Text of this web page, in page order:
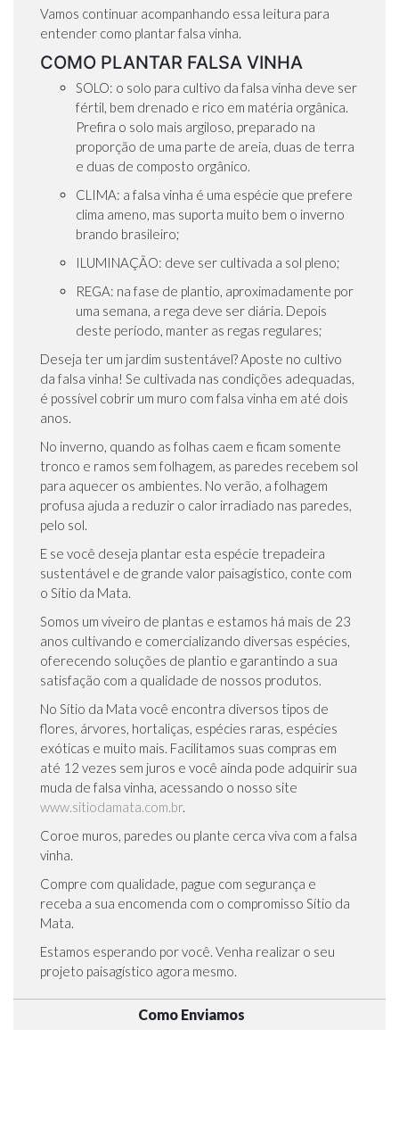
Vamos continuar acompanhando essa leitura para
entender como plantar falsa vinha.
COMO PLANTAR FALSA VINHA
SOLO: o solo para cultivo da falsa vinha deve ser
fértil, bem drenado e rico em matéria orgânica.
Prefira o solo mais argiloso, preparado na
proporção de uma parte de areia, duas de terra
e duas de composto orgânico.
CLIMA: a falsa vinha é uma espécie que prefere
clima ameno, mas suporta muito bem o inverno
brando brasileiro;
ILUMINAÇÃO: deve ser cultivada a sol pleno;
REGA: na fase de plantio, aproximadamente por
uma semana, a rega deve ser diária. Depois
deste período, manter as regas regulares;
Deseja ter um jardim sustentável? Aposte no cultivo
da falsa vinha! Se cultivada nas condições adequadas,
é possível cobrir um muro com falsa vinha em até dois
anos.
No inverno, quando as folhas caem e ficam somente
tronco e ramos sem folhagem, as paredes recebem sol
para aquecer os ambientes. No verão, a folhagem
profusa ajuda a reduzir o calor irradiado nas paredes,
pelo sol.
E se você deseja plantar esta espécie trepadeira
sustentável e de grande valor paisagístico, conte com
o Sítio da Mata.
Somos um viveiro de plantas e estamos há mais de 23
anos cultivando e comercializando diversas espécies,
oferecendo soluções de plantio e garantindo a sua
satisfação com a qualidade de nossos produtos.
No Sítio da Mata você encontra diversos tipos de
flores, árvores, hortaliças, espécies raras, espécies
exóticas e muito mais. Facilitamos suas compras em
até 12 vezes sem juros e você ainda pode adquirir sua
muda de falsa vinha, acessando o nosso site
www.sitiodamata.com.br.
Coroe muros, paredes ou plante cerca viva com a falsa
vinha.
Compre com qualidade, pague com segurança e
receba a sua encomenda com o compromisso Sítio da
Mata.
Estamos esperando por você. Venha realizar o seu
projeto paisagístico agora mesmo.
Como Enviamos